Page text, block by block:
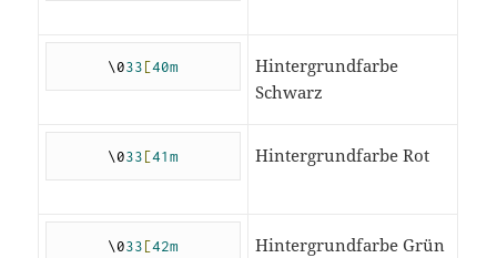
\033[40m
Hintergrundfarbe
Schwarz
\033[41m Hintergrundfarbe Rot
\033[42m Hintergrundfarbe Grün